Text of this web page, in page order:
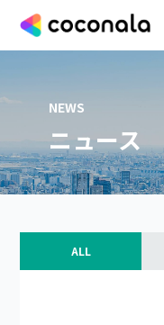
NEWS
ニュース
ALL